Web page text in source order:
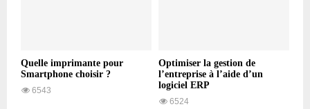
Quelle imprimante pour
Smartphone choisir ?
6543
Optimiser la gestion de
l’entreprise à l’aide d’un
logiciel ERP
6524